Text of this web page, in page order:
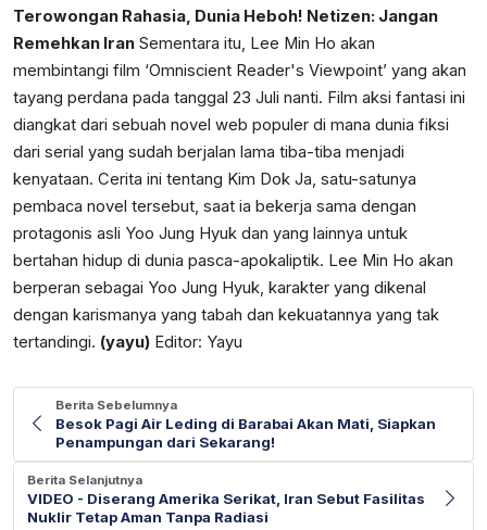
Terowongan Rahasia, Dunia Heboh! Netizen: Jangan
Remehkan Iran Sementara itu, Lee Min Ho akan
membintangi film ‘Omniscient Reader's Viewpoint’ yang akan
tayang perdana pada tanggal 23 Juli nanti. Film aksi fantasi ini
diangkat dari sebuah novel web populer di mana dunia fiksi
dari serial yang sudah berjalan lama tiba-tiba menjadi
kenyataan. Cerita ini tentang Kim Dok Ja, satu-satunya
pembaca novel tersebut, saat ia bekerja sama dengan
protagonis asli Yoo Jung Hyuk dan yang lainnya untuk
bertahan hidup di dunia pasca-apokaliptik. Lee Min Ho akan
berperan sebagai Yoo Jung Hyuk, karakter yang dikenal
dengan karismanya yang tabah dan kekuatannya yang tak
tertandingi. (yayu) Editor: Yayu
Berita Sebelumnya
Besok Pagi Air Leding di Barabai Akan Mati, Siapkan
Penampungan dari Sekarang!
Berita Selanjutnya
VIDEO - Diserang Amerika Serikat, Iran Sebut Fasilitas
Nuklir Tetap Aman Tanpa Radiasi